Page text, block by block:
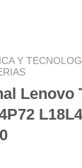
Y
Lenovo